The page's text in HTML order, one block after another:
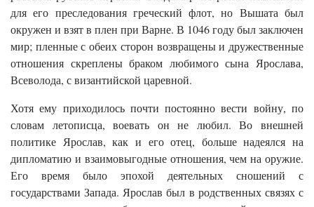
для его преследования греческий флот, но Вышата был
окружен и взят в плен при Варне. В 1046 году был заключен
мир; пленные с обеих сторон возвращены и дружественные
отношения скреплены браком любимого сына Ярослава,
Всеволода, с византийской царевной.
Хотя ему приходилось почти постоянно вести войну, по
словам летописца, воевать он не любил. Во внешней
политике Ярослав, как и его отец, больше надеялся на
дипломатию и взаимовыгодные отношения, чем на оружие.
Его время было эпохой деятельных сношений с
государствами Запада. Ярослав был в родственных связях с